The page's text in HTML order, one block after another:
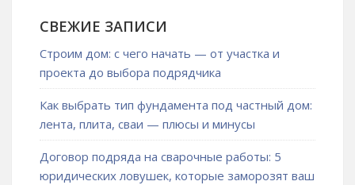
СВЕЖИЕ ЗАПИСИ
Строим дом: с чего начать — от участка и
проекта до выбора подрядчика
Как выбрать тип фундамента под частный дом:
лента, плита, сваи — плюсы и минусы
Договор подряда на сварочные работы: 5
юридических ловушек, которые заморозят ваш